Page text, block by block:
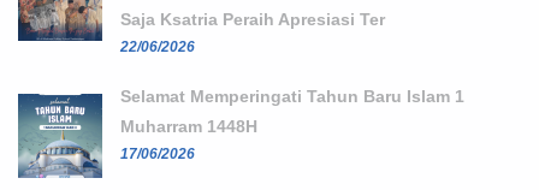
Saja Ksatria Peraih Apresiasi Ter
22/06/2026
Selamat Memperingati Tahun Baru Islam 1
Muharram 1448H
17/06/2026